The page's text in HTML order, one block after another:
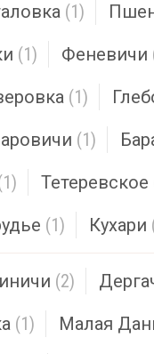
(1)
(1) Феневичи
(1)
(1)
Тетеревское
(1) Кухари
(2)
(1) Малая